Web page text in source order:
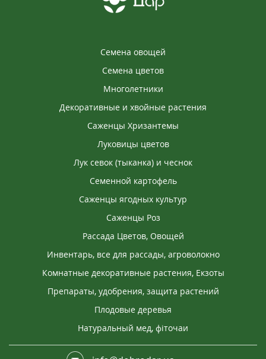
Семена овощей
Семена цветов
Многолетники
Декоративные и хвойные растения
Саженцы Хризантемы
Луковицы цветов
Лук севок (тыканка) и чеснок
Семенной картофель
Саженцы ягодных культур
Саженцы Роз
Рассада Цветов, Овощей
Инвентарь, все для рассады, агроволокно
Комнатные декоративные растения, Екзоты
Препараты, удобрения, защита растений
Плодовые деревья
Натуральный мед, фіточаи